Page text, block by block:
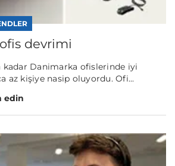
devrimi
kadar Danimarka ofislerinde iyi
az kişiye nasip oluyordu. Ofi...
edin